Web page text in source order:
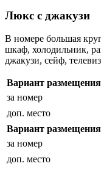
Люкс с джакузи
В номере большая
шкаф, холодильник,
джакузи, сейф,
Вариант размещения
за номер
доп. место
Вариант размещения
за номер
доп. место